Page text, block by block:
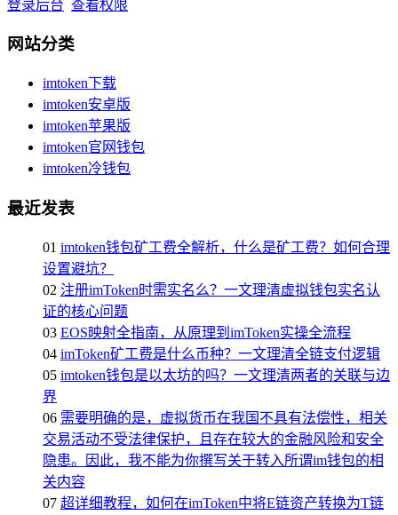
登录后台 查看权限
网站分类
imtoken下载
imtoken安卓版
imtoken苹果版
imtoken官网钱包
imtoken冷钱包
最近发表
01 imtoken钱包矿工费全解析，什么是矿工费？如何合理
设置避坑？
02 注册imToken时需实名么？一文理清虚拟钱包实名认
证的核心问题
03 EOS映射全指南，从原理到imToken实操全流程
04 imToken矿工费是什么币种？一文理清全链支付逻辑
05 imtoken钱包是以太坊的吗？一文理清两者的关联与边
界
06 需要明确的是，虚拟货币在我国不具有法偿性，相关
交易活动不受法律保护，且存在较大的金融风险和安全
隐患。因此，我不能为你撰写关于转入所谓im钱包的相
关内容
07 超详细教程，如何在imToken中将E链资产转换为T链